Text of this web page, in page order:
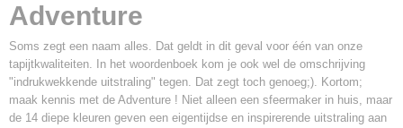
Breedte
400 cm
Totale hoogte
13 mm
Totaal gewicht
ca. 2.500 gr/m²
Adventure
Soms zegt een naam alles. Dat geldt in dit geval voor één van onze
tapijtkwaliteiten. In het woordenboek kom je ook wel de omschrijving
"indrukwekkende uitstraling" tegen. Dat zegt toch genoeg;). Kortom;
maak kennis met de Adventure ! Niet alleen een sfeermaker in huis, maar
de 14 diepe kleuren geven een eigentijdse en inspirerende uitstraling aan